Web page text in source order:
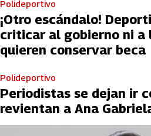
Polideportivo
¡Otro escándalo!
criticar al gobierno ni a
quieren conservar beca
Polideportivo
Periodistas se dejan ir
revientan a Ana